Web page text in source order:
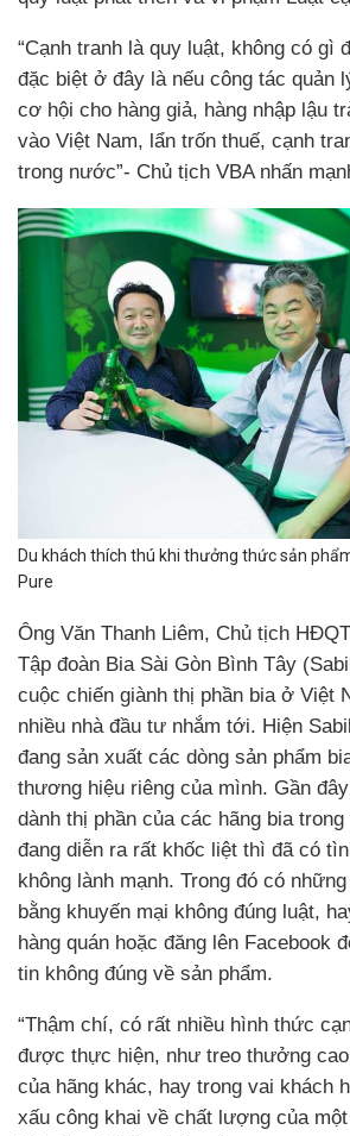
“Cạnh tranh là quy luật, không có gì
đặc biệt ở đây là nếu công tác quản
cơ hội cho hàng giả, hàng nhập lậu
vào Việt Nam, lẩn trốn thuế, cạnh
trong nước”- Chủ tịch VBA nhấn
Du khách thích thú khi thưởng thức sản
Pure
Ông Văn Thanh Liêm, Chủ tịch
Tập đoàn Bia Sài Gòn Bình Tây
cuộc chiến giành thị phần bia ở Việt
nhiều nhà đầu tư nhắm tới. Hiện
đang sản xuất các dòng sản phẩm
thương hiệu riêng của mình. Gần
dành thị phần của các hãng bia
đang diễn ra rất khốc liệt thì đã có
không lành mạnh. Trong đó có
bằng khuyến mại không đúng luật,
hàng quán hoặc đăng lên Facebook
tin không đúng về sản phẩm.
“Thậm chí, có rất nhiều hình thức
được thực hiện, như treo thưởng
của hãng khác, hay trong vai khách
xấu công khai về chất lượng của